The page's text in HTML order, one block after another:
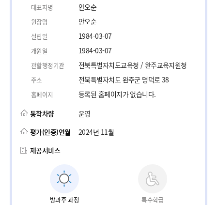
대표자명 안오순
원장명 안오순
설립일 1984-03-07
개원일 1984-03-07
관할행정기관 전북특별자치도교육청 / 완주교육지원청
주소 전북특별자치도 완주군 명덕로 38
홈페이지
등록된 홈페이지가 없습니다.
통학차량
운영
평가(인증)연월
2024년 11월
제공서비스
방과후 과정 특수학급